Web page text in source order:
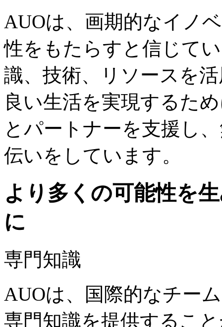
AUOは、画期的なイノ
性をもたらすと信じて
識、技術、リソースを
良い生活を実現するた
とパートナーを支援し
伝いをしています。
より多くの可能性を
に
専門知識
AUOは、国際的なチー
専門知識を提供するこ